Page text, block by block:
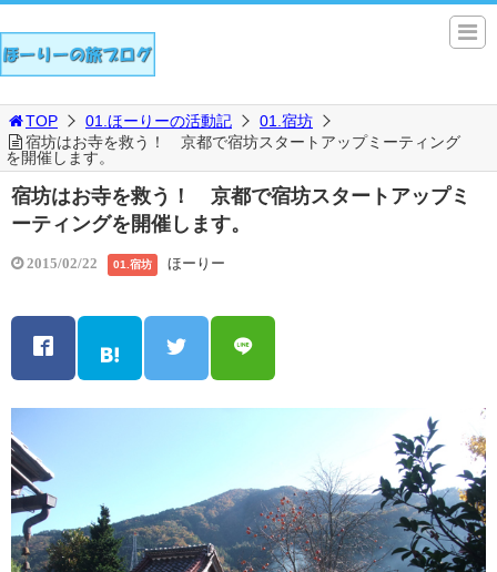
TOP 01.ほーりーの活動記
01.宿坊
宿坊はお寺を救う！ 京都で宿坊スタートアップミーティング
を開催します。
宿坊はお寺を救う！ 京都で宿坊スタートアップミ
ーティングを開催します。
2015/02/22 01.宿坊 ほーりー